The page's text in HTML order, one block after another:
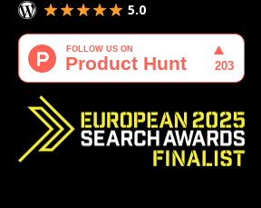
5.0